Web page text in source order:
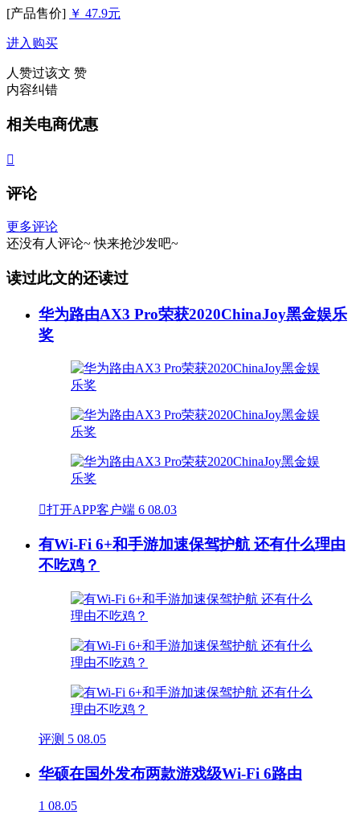
[产品售价] ￥ 47.9元
进入购买
人赞过该文 赞
内容纠错
相关电商优惠

评论
更多评论
还没有人评论~ 快来抢沙发吧~
读过此文的还读过
华为路由AX3 Pro荣获2020ChinaJoy黑金娱乐
奖
打开APP客户端 6 08.03
有Wi-Fi 6+和手游加速保驾护航 还有什么理由
不吃鸡？
评测 5 08.05
华硕在国外发布两款游戏级Wi-Fi 6路由
1 08.05